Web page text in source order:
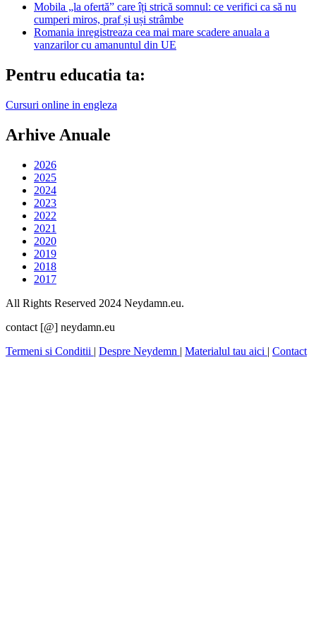
Mobila „la ofertă” care îți strică somnul: ce verifici ca să nu
cumperi miros, praf și uși strâmbe
Romania inregistreaza cea mai mare scadere anuala a
vanzarilor cu amanuntul din UE
Pentru educatia ta:
Cursuri online in engleza
Arhive Anuale
2026
2025
2024
2023
2022
2021
2020
2019
2018
2017
All Rights Reserved 2024 Neydamn.eu.
contact [@] neydamn.eu
Termeni si Conditii | Despre Neydemn | Materialul tau aici | Contact